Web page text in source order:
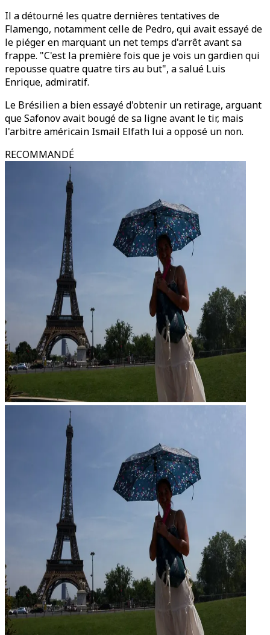
Il a détourné les quatre dernières tentatives de
Flamengo, notamment celle de Pedro, qui avait essayé de
le piéger en marquant un net temps d'arrêt avant sa
frappe. "C'est la première fois que je vois un gardien qui
repousse quatre quatre tirs au but", a salué Luis
Enrique, admiratif.
Le Brésilien a bien essayé d'obtenir un retirage, arguant
que Safonov avait bougé de sa ligne avant le tir, mais
l'arbitre américain Ismail Elfath lui a opposé un non.
RECOMMANDÉ